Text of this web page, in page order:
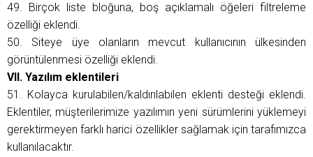
49. Birçok liste bloğuna, boş açıklamalı öğeleri filtreleme
özelliği eklendi.
50. Siteye üye olanların mevcut kullanıcının ülkesinden
görüntülenmesi özelliği eklendi.
VII. Yazılım eklentileri
51. Kolayca kurulabilen/kaldırılabilen eklenti desteği eklendi.
Eklentiler, müşterilerimize yazılımın yeni sürümlerini yüklemeyi
gerektirmeyen farklı harici özellikler sağlamak için tarafımızca
kullanılacaktır.